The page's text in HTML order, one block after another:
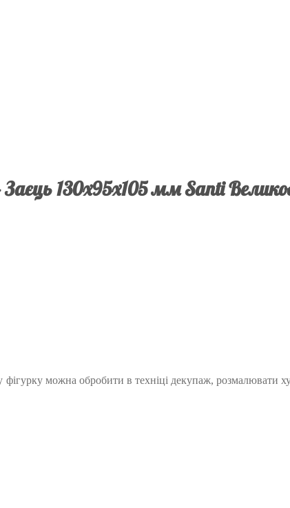
130х95х105 мм Santi
фігурку можна обробити в техніці декупаж,